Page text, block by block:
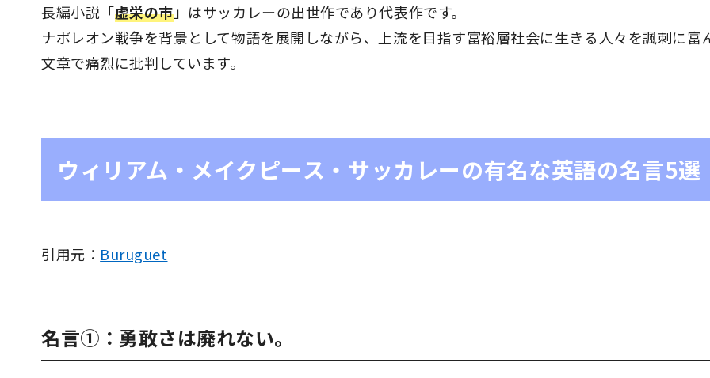
長編小説「虚栄の市」はサッカレーの出世作であり代表作です。
ナポレオン戦争を背景として物語を展開しながら、上流を目指す富裕層社会に生きる人々を諷刺に富
文章で痛烈に批判しています。
ウィリアム・メイクピース・サッカレーの有名な英語の名言5選
引用元： Buruguet
名言①：勇敢さは廃れない。